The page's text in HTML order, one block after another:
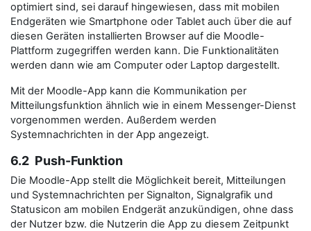
optimiert sind, sei darauf hingewiesen, dass mit mobilen
Endgeräten wie Smartphone oder Tablet auch über die auf
diesen Geräten installierten Browser auf die Moodle-
Plattform zugegriffen werden kann. Die Funktionalitäten
werden dann wie am Computer oder Laptop dargestellt.
Mit der Moodle-App kann die Kommunikation per
Mitteilungsfunktion ähnlich wie in einem Messenger-Dienst
vorgenommen werden. Außerdem werden
Systemnachrichten in der App angezeigt.
6.2 Push-Funktion
Die Moodle-App stellt die Möglichkeit bereit, Mitteilungen
und Systemnachrichten per Signalton, Signalgrafik und
Statusicon am mobilen Endgerät anzukündigen, ohne dass
der Nutzer bzw. die Nutzerin die App zu diesem Zeitpunkt